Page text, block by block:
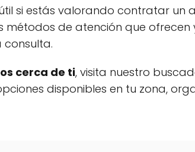
si estás valorando contratar un
de atención que
cerca de ti, visita nuestro
disponibles en tu zona,